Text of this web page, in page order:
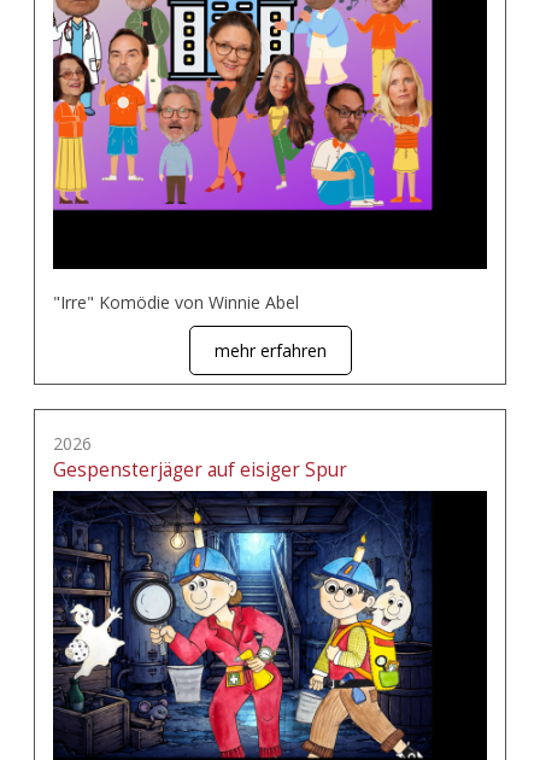
"Irre" Komödie von Winnie Abel
mehr erfahren
2026
Gespensterjäger auf eisiger Spur